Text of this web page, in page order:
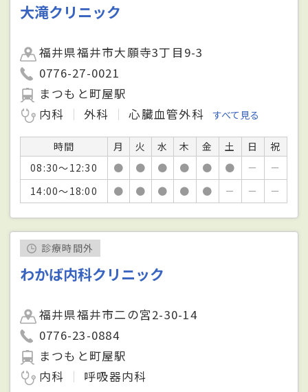
大滝クリニック
福井県福井市大願寺3丁目9-3
0776-27-0021
まつもと町屋駅
内科
外科 心臓血管外科 すべて見る
時間 月 火 水 木 金 土 日
祝
08:30～12:30
● ● ● ● ● ● －
－
14:00～18:00
● ● ● ● ● － － －
診療時間外
わかば内科クリニック
福井県福井市二の宮2-30-14
0776-23-0884
まつもと町屋駅
内科
呼吸器内科